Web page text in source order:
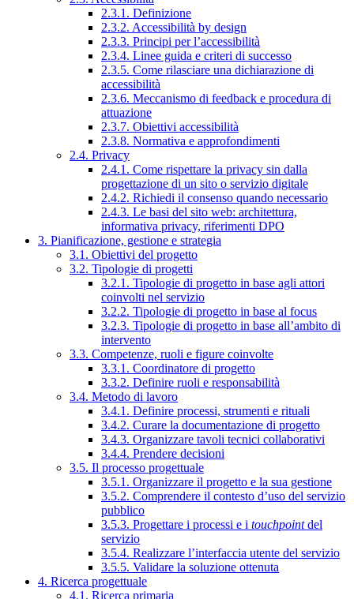
2.3.1. Definizione
2.3.2. Accessibilità by design
2.3.3. Principi per l’accessibilità
2.3.4. Linee guida e criteri di successo
2.3.5. Come rilasciare una dichiarazione di
accessibilità
2.3.6. Meccanismo di feedback e procedura di
attuazione
2.3.7. Obiettivi accessibilità
2.3.8. Normativa e approfondimenti
2.4. Privacy
2.4.1. Come rispettare la privacy sin dalla
progettazione di un sito o servizio digitale
2.4.2. Richiedi il consenso quando necessario
2.4.3. Le basi del sito web: architettura,
informativa privacy, riferimenti DPO
3. Pianificazione, gestione e strategia
3.1. Obiettivi del progetto
3.2. Tipologie di progetti
3.2.1. Tipologie di progetto in base agli attori
coinvolti nel servizio
3.2.2. Tipologie di progetto in base al focus
3.2.3. Tipologie di progetto in base all’ambito di
intervento
3.3. Competenze, ruoli e figure coinvolte
3.3.1. Coordinatore di progetto
3.3.2. Definire ruoli e responsabilità
3.4. Metodo di lavoro
3.4.1. Definire processi, strumenti e rituali
3.4.2. Curare la documentazione di progetto
3.4.3. Organizzare tavoli tecnici collaborativi
3.4.4. Prendere decisioni
3.5. Il processo progettuale
3.5.1. Organizzare il progetto e la sua gestione
3.5.2. Comprendere il contesto d’uso del servizio
pubblico
3.5.3. Progettare i processi e i touchpointdel
servizio
3.5.4. Realizzare l’interfaccia utente del servizio
3.5.5. Validare la soluzione ottenuta
4. Ricerca progettuale
4.1. Ricerca primaria